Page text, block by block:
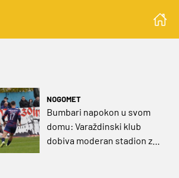
NOGOMET
Bumbari napokon u svom
domu: Varaždinski klub
dobiva moderan stadion za